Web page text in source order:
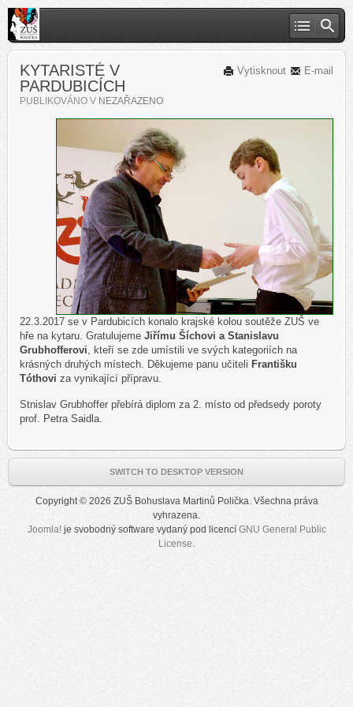
E-mail
Vytisknout
KYTARISTÉ V
PARDUBICÍCH
PUBLIKOVÁNO V NEZAŘAZENO
22.3.2017 se v Pardubicích konalo krajské kolou soutěže ZUŠ ve
hře na kytaru. Gratulujeme Jiřímu Šíchovi a Stanislavu
Grubhofferovi, kteří se zde umístili ve svých kategoriích na
krásných druhých místech. Děkujeme panu učiteli Františku
Tóthovi za vynikající přípravu.
Stnislav Grubhoffer přebírá diplom za 2. místo od předsedy poroty
prof. Petra Saidla.
SWITCH TO DESKTOP VERSION
Copyright © 2026 ZUŠ Bohuslava Martinů Polička. Všechna práva
vyhrazena.
Joomla!je svobodný software vydaný pod licencí GNU General Public
License.